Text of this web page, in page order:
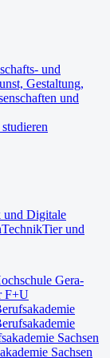
und
Gestaltung,
und
und Digitale
TechnikTier und
Gera-
F+U
Sachsen
Sachsen